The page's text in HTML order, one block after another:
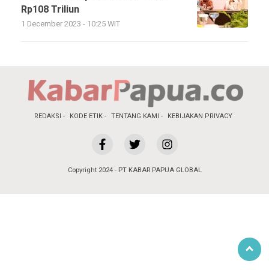
Rp108 Triliun
1 December 2023 - 10:25 WIT
REDAKSI KODE ETIK TENTANG KAMI KEBIJAKAN PRIVACY
Copyright 2024 - PT KABAR PAPUA GLOBAL